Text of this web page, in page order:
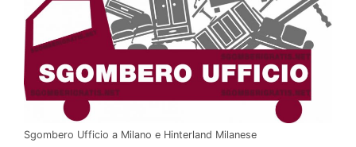
Sgombero Ufficio a Milano e Hinterland Milanese